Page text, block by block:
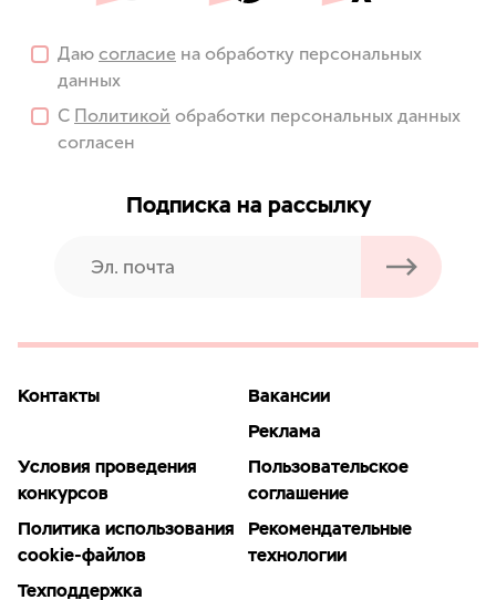
Даю согласие на обработку персональных
данных
С Политикой обработки персональных данных
согласен
Подписка на рассылку
Контакты
Вакансии
Реклама
Условия проведения
конкурсов
Пользовательское
соглашение
Политика использования
cookie-файлов
Рекомендательные
технологии
Техподдержка